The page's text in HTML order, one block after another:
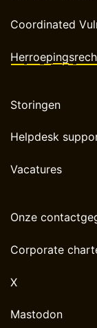
Coordinated
Storingen
Helpdesk
Vacatures
Onze
Corporate
X
Mastodon